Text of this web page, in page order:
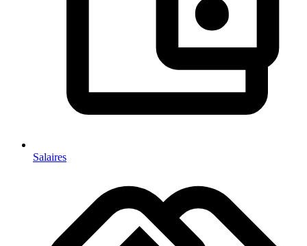
Salaires